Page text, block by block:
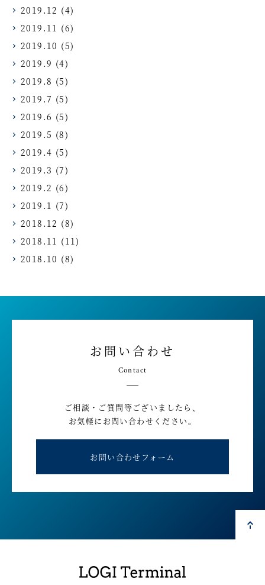
2019.12 (4)
2019.11 (6)
2019.10 (5)
2019.9 (4)
2019.8 (5)
2019.7 (5)
2019.6 (5)
2019.5 (8)
2019.4 (5)
2019.3 (7)
2019.2 (6)
2019.1 (7)
2018.12 (8)
2018.11 (11)
2018.10 (8)
お問い合わせ
Contact
ご相談・ご質問等ございましたら、
お気軽にお問い合わせください。
お問い合わせフォーム